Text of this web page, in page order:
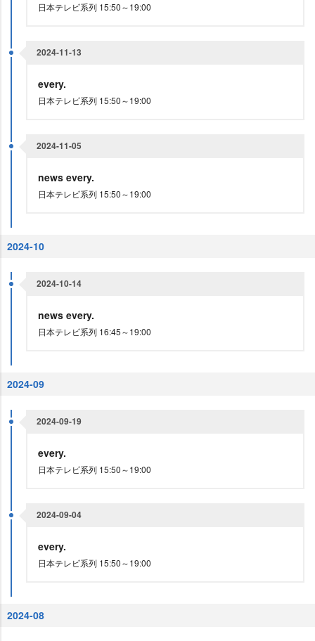
日本テレビ系列 15:50～19:00
2024-11-13
every.
日本テレビ系列 15:50～19:00
2024-11-05
news every.
日本テレビ系列 15:50～19:00
2024-10
2024-10-14
news every.
日本テレビ系列 16:45～19:00
2024-09
2024-09-19
every.
日本テレビ系列 15:50～19:00
2024-09-04
every.
日本テレビ系列 15:50～19:00
2024-08